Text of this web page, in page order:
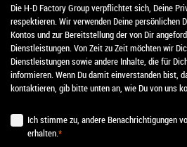
Die H-D Factory Group verpflichtet sich, Deine
respektieren. Wir verwenden Deine persönlichen
Kontos und zur Bereitstellung der von Dir
Dienstleistungen. Von Zeit zu Zeit möchten wir
Dienstleistungen sowie andere Inhalte, die für
informieren. Wenn Du damit einverstanden bist,
kontaktieren, gib bitte unten an, wie Du von uns
Ich stimme zu, andere Benachrichtigungen
erhalten.*